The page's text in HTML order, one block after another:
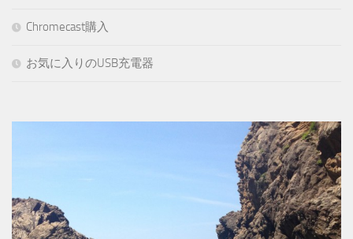
Chromecast購入
お気に入りのUSB充電器